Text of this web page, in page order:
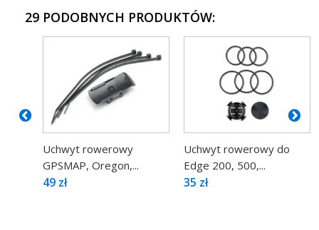
29 PODOBNYCH PRODUKTÓW:
Uchwyt rowerowy
GPSMAP, Oregon,...
49 zł
Uchwyt rowerowy do
Edge 200, 500,...
35 zł